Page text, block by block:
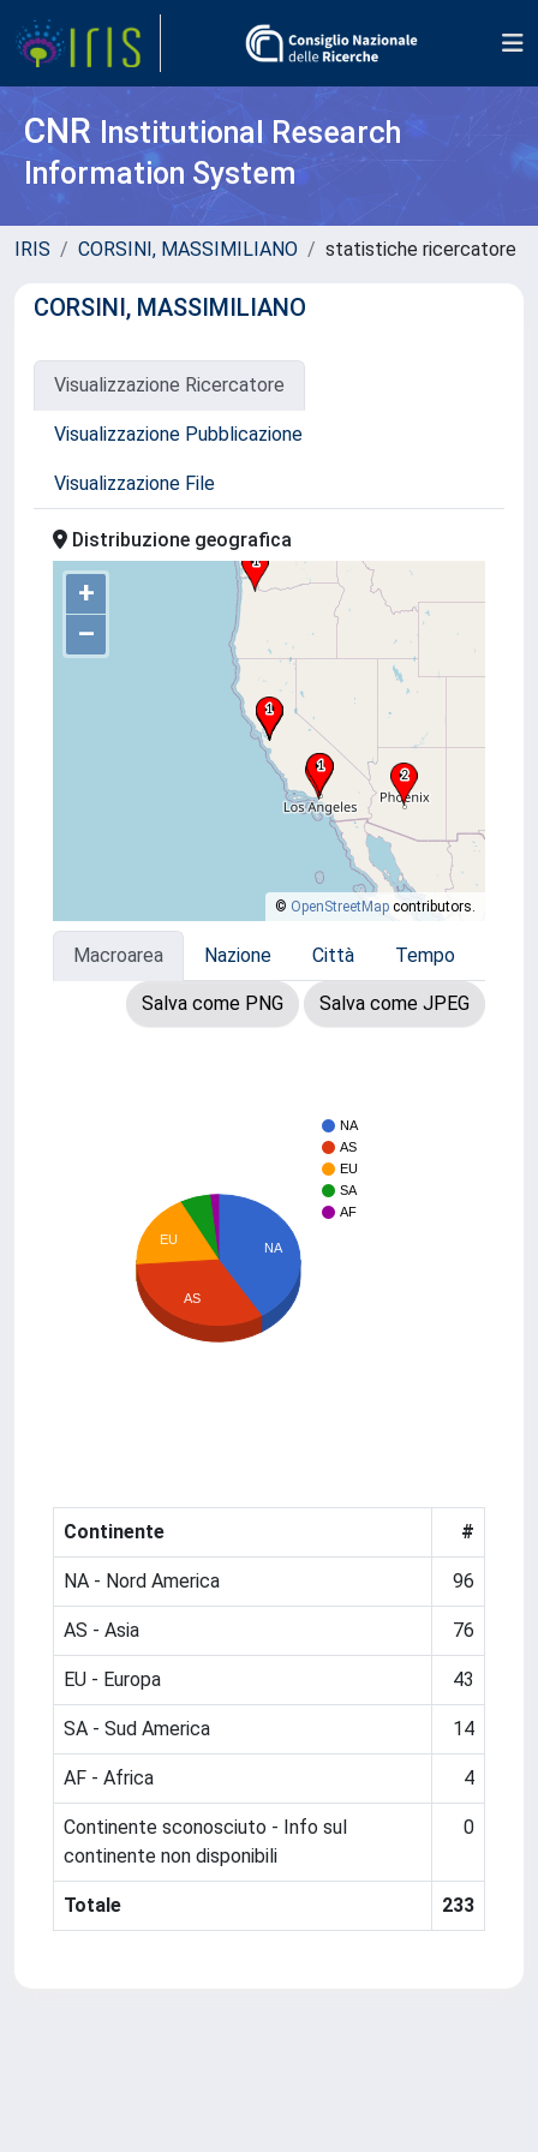
CNR Institutional Research
Information System
IRIS CORSINI, MASSIMILIANO statistiche ricercatore
CORSINI, MASSIMILIANO
Visualizzazione Ricercatore
Visualizzazione Pubblicazione
Visualizzazione File
Distribuzione geografica
+
–
© OpenStreetMap contributors.
Macroarea Nazione Città Tempo
Salva come PNG Salva come JPEG
NA
AS
EU
SA
AF
NA
EU
AS
Continente #
NA - Nord America 96
AS - Asia 76
EU - Europa 43
SA - Sud America 14
AF - Africa 4
Continente sconosciuto - Info sul
continente non disponibili
0
Totale 233